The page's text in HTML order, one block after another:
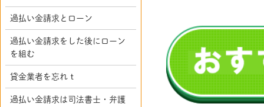
過払い金請求とローン
過払い金請求をした後にローン
を組む
貸金業者を忘れｔ
過払い金請求は司法書士・弁護